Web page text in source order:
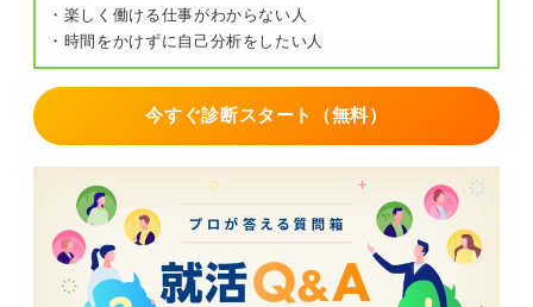
・楽しく働ける仕事がわからない人
・時間をかけずに自己分析をしたい人
今すぐ診断スタート（無料）